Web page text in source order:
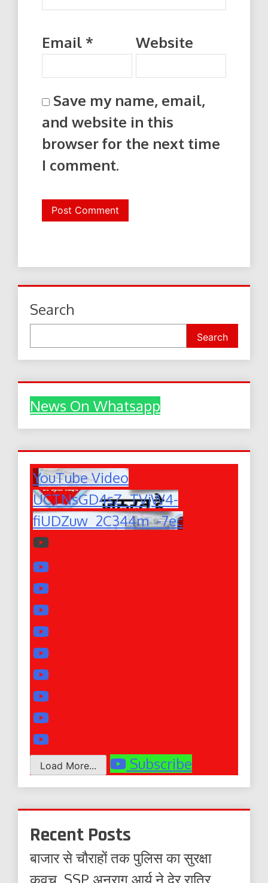
Email * Website
Save my name, email,
and website in this
browser for the next time
I comment.
Search
Search
News On Whatsapp
YouTube Video
UCTNsGD4sZ_TVjW4-
fiUDZuw_2C344m_-7ec
Load More... Subscribe
Recent Posts
बाजार से चौराहों तक पुलिस का सुरक्षा
कवच, SSP अनुराग आर्य ने देर रात्रि